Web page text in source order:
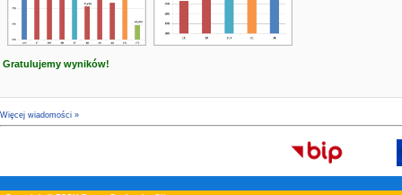
Gratulujemy wyników!
Więcej wiadomości »